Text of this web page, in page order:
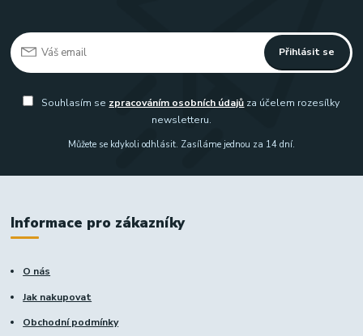
Přihlásit se
Souhlasím se zpracováním osobních údajů za účelem rozesílky
newsletteru.
Můžete se kdykoli odhlásit. Zasíláme jednou za 14 dní.
Informace pro zákazníky
O nás
Jak nakupovat
Obchodní podmínky